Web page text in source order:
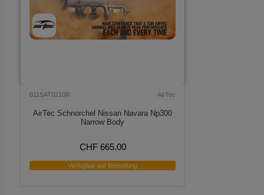
011SAT0210R AirTec
AirTec Schnorchel Nissan Navara Np300
Narrow Body
CHF 665.00
Verfügbar auf Bestellung